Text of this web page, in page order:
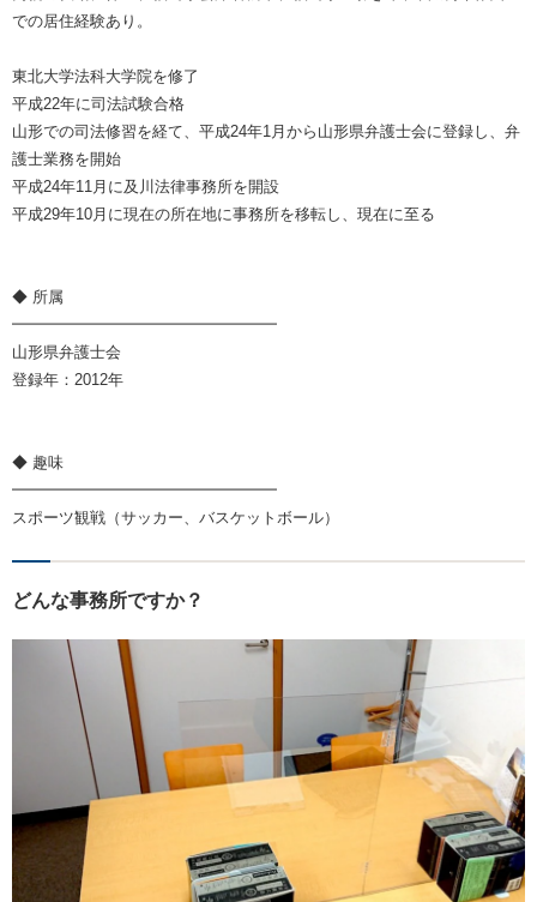
での居住経験あり。
東北大学法科大学院を修了
平成22年に司法試験合格
山形での司法修習を経て、平成24年1月から山形県弁護士会に登録し、弁
護士業務を開始
平成24年11月に及川法律事務所を開設
平成29年10月に現在の所在地に事務所を移転し、現在に至る
◆ 所属
━━━━━━━━━━━━━━━━━
山形県弁護士会
登録年：2012年
◆ 趣味
━━━━━━━━━━━━━━━━━
スポーツ観戦（サッカー、バスケットボール）
どんな事務所ですか？